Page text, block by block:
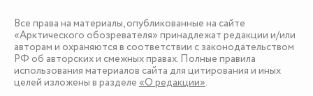
Все права на материалы, опубликованные на сайте
«Арктического обозревателя» принадлежат редакции и/или
авторам и охраняются в соответствии с законодательством
РФ об авторских и смежных правах. Полные правила
использования материалов сайта для цитирования и иных
целей изложены в разделе «О редакции».